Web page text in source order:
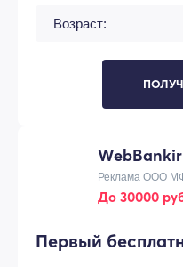
Возраст:
WebBankir
Реклама ООО
До 30000
Первый